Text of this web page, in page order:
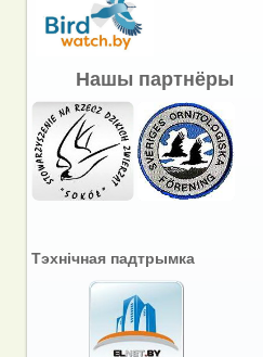
Нашы партнёры
Тэхнічная падтрымка